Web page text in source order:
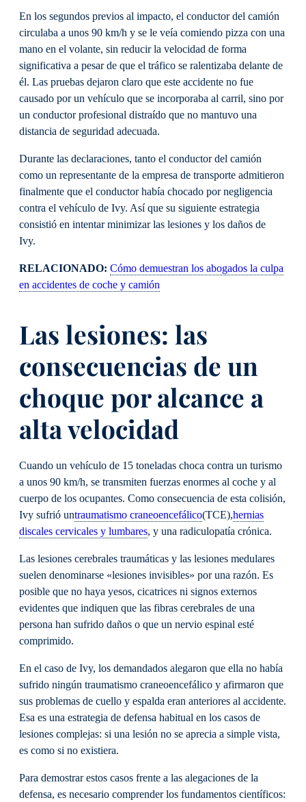
En los segundos previos al impacto, el conductor del camión
circulaba a unos 90 km/h y se le veía comiendo pizza con una
mano en el volante, sin reducir la velocidad de forma
significativa a pesar de que el tráfico se ralentizaba delante de
él. Las pruebas dejaron claro que este accidente no fue
causado por un vehículo que se incorporaba al carril, sino por
un conductor profesional distraído que no mantuvo una
distancia de seguridad adecuada.
Durante las declaraciones, tanto el conductor del camión
como un representante de la empresa de transporte admitieron
finalmente que el conductor había chocado por negligencia
contra el vehículo de Ivy. Así que su siguiente estrategia
consistió en intentar minimizar las lesiones y los daños de
Ivy.
RELACIONADO: Cómo demuestran los abogados la culpa
en accidentes de coche y camión
Las lesiones: las
consecuencias de un
choque por alcance a
alta velocidad
Cuando un vehículo de 15 toneladas choca contra un turismo
a unos 90 km/h, se transmiten fuerzas enormes al coche y al
cuerpo de los ocupantes. Como consecuencia de esta colisión,
Ivy sufrió untraumatismo craneoencefálico(TCE),hernias
discales cervicales y lumbares, y una radiculopatía crónica.
Las lesiones cerebrales traumáticas y las lesiones medulares
suelen denominarse «lesiones invisibles» por una razón. Es
posible que no haya yesos, cicatrices ni signos externos
evidentes que indiquen que las fibras cerebrales de una
persona han sufrido daños o que un nervio espinal esté
comprimido.
En el caso de Ivy, los demandados alegaron que ella no había
sufrido ningún traumatismo craneoencefálico y afirmaron que
sus problemas de cuello y espalda eran anteriores al accidente.
Esa es una estrategia de defensa habitual en los casos de
lesiones complejas: si una lesión no se aprecia a simple vista,
es como si no existiera.
Para demostrar estos casos frente a las alegaciones de la
defensa, es necesario comprender los fundamentos científicos: